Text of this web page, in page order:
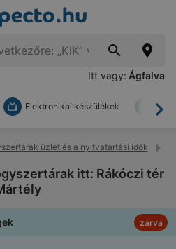
Itt vagy: Ágfalva
Elektronikai készülékek
üzlet és a nyitvatartási idők
itt: Rákóczi tér
zárva